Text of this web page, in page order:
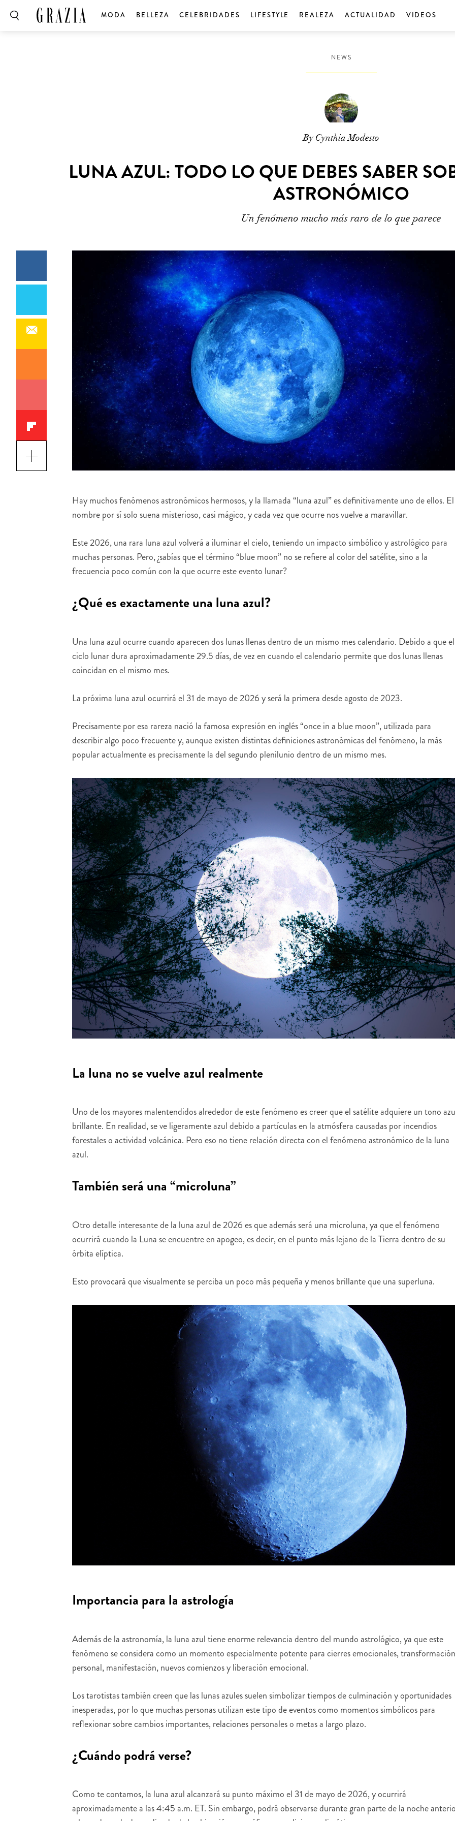
MODA BELLEZA CELEBRIDADES LIFESTYLE REALEZA ACTUALIDAD VIDEOS
NEWS
By Cynthia Modesto
LUNA AZUL: TODO LO QUE DEBES SABER
ASTRONÓMICO
Un fenómeno mucho más raro de lo que parece
Hay muchos fenómenos astronómicos hermosos, y la llamada “luna azul” es definitivamente uno de ellos. El
nombre por sí solo suena misterioso, casi mágico, y cada vez que ocurre nos vuelve a maravillar.
Este 2026, una rara luna azul volverá a iluminar el cielo, teniendo un impacto simbólico y astrológico para
muchas personas. Pero, ¿sabías que el término “blue moon” no se refiere al color del satélite, sino a la
frecuencia poco común con la que ocurre este evento lunar?
¿Qué es exactamente una luna azul?
Una luna azul ocurre cuando aparecen dos lunas llenas dentro de un mismo mes calendario. Debido a que el
ciclo lunar dura aproximadamente 29.5 días, de vez en cuando el calendario permite que dos lunas llenas
coincidan en el mismo mes.
La próxima luna azul ocurrirá el 31 de mayo de 2026 y será la primera desde agosto de 2023.
Precisamente por esa rareza nació la famosa expresión en inglés “once in a blue moon”, utilizada para
describir algo poco frecuente y, aunque existen distintas definiciones astronómicas del fenómeno, la más
popular actualmente es precisamente la del segundo plenilunio dentro de un mismo mes.
La luna no se vuelve azul realmente
Uno de los mayores malentendidos alrededor de este fenómeno es creer que el satélite adquiere un tono
brillante. En realidad, se ve ligeramente azul debido a partículas en la atmósfera causadas por incendios
forestales o actividad volcánica. Pero eso no tiene relación directa con el fenómeno astronómico de la luna
azul.
También será una “microluna”
Otro detalle interesante de la luna azul de 2026 es que además será una microluna, ya que el fenómeno
ocurrirá cuando la Luna se encuentre en apogeo, es decir, en el punto más lejano de la Tierra dentro de su
órbita elíptica.
Esto provocará que visualmente se perciba un poco más pequeña y menos brillante que una superluna.
Importancia para la astrología
Además de la astronomía, la luna azul tiene enorme relevancia dentro del mundo astrológico, ya que este
fenómeno se considera como un momento especialmente potente para cierres emocionales, transformación
personal, manifestación, nuevos comienzos y liberación emocional.
Los tarotistas también creen que las lunas azules suelen simbolizar tiempos de culminación y oportunidades
inesperadas, por lo que muchas personas utilizan este tipo de eventos como momentos simbólicos para
reflexionar sobre cambios importantes, relaciones personales o metas a largo plazo.
¿Cuándo podrá verse?
Como te contamos, la luna azul alcanzará su punto máximo el 31 de mayo de 2026, y ocurrirá
aproximadamente a las 4:45 a.m. ET. Sin embargo, podrá observarse durante gran parte de la noche